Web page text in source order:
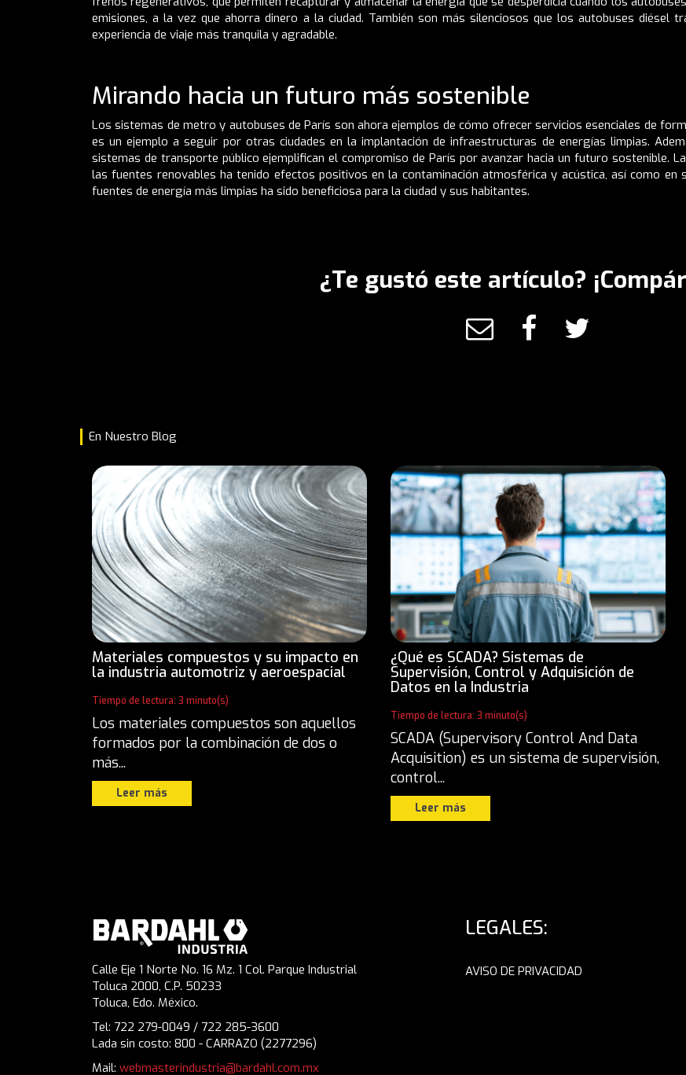
emisiones, a la vez que ahorra dinero a la ciudad. También son más silenciosos que los autobuses diésel
experiencia de viaje más tranquila y agradable.
Mirando hacia un futuro más sostenible
Los sistemas de metro y autobuses de París son ahora ejemplos de cómo ofrecer servicios esenciales de
es un ejemplo a seguir por otras ciudades en la implantación de infraestructuras de energías limpias.
sistemas de transporte público ejemplifican el compromiso de París por avanzar hacia un futuro sostenible.
las fuentes renovables ha tenido efectos positivos en la contaminación atmosférica y acústica, así como en
fuentes de energía más limpias ha sido beneficiosa para la ciudad y sus habitantes.
¿Te gustó este artículo?
En Nuestro Blog
Materiales compuestos y su impacto en
la industria automotriz y aeroespacial
Tiempo de lectura: 3 minuto(s)
Los materiales compuestos son aquellos
formados por la combinación de dos o
más...
Leer más
¿Qué es SCADA? Sistemas de
Supervisión, Control y Adquisición de
Datos en la Industria
Tiempo de lectura: 3 minuto(s)
SCADA (Supervisory Control And Data
Acquisition) es un sistema de supervisión,
control...
Leer más
Calle Eje 1 Norte No. 16 Mz. 1 Col. Parque Industrial
Toluca 2000, C.P. 50233
Toluca, Edo. México.
Tel: 722 279-0049 / 722 285-3600
Lada sin costo: 800 - CARRAZO (2277296)
Mail: webmasterindustria@bardahl.com.mx
LEGALES:
AVISO DE PRIVACIDAD